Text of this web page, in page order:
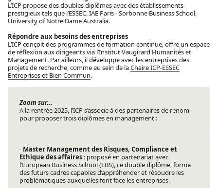
L’ICP propose des doubles diplômes avec des établissements
prestigieux tels que l’ESSEC, IAE Paris - Sorbonne Business School,
University of Notre Dame Australia.
Répondre aux besoins des entreprises
L’ICP conçoit des programmes de formation continue, offre un espace
de réflexion aux dirigeants via l’Institut Vaugirard Humanités et
Management. Par ailleurs, il développe avec les entreprises des
projets de recherche, comme au sein de laChaire ICP-ESSEC
Entreprises et Bien Commun.
Zoom sur...
A la rentrée 2025, l’ICP s’associe à des partenaires de renom
pour proposer trois diplômes en management :
- Master Management des Risques, Compliance et
Ethique des affaires : proposé en partenariat avec
l’European Business School (EBS), ce double diplôme, forme
des futurs cadres capables d’appréhender et résoudre les
problématiques auxquelles font face les entreprises.